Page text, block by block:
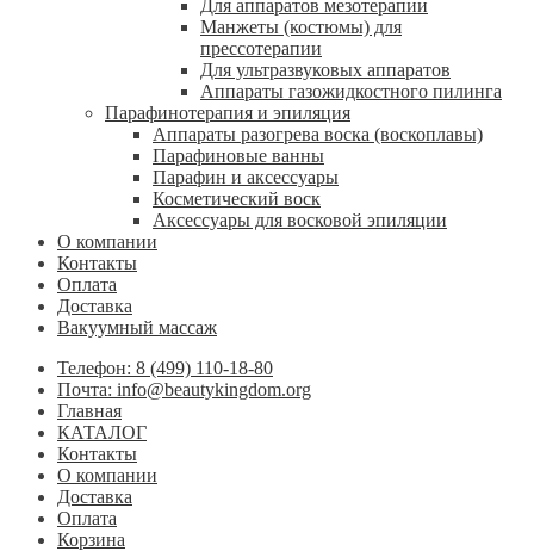
Для аппаратов мезотерапии
Манжеты (костюмы) для
прессотерапии
Для ультразвуковых аппаратов
Аппараты газожидкостного пилинга
Парафинотерапия и эпиляция
Аппараты разогрева воска (воскоплавы)
Парафиновые ванны
Парафин и аксессуары
Косметический воск
Аксессуары для восковой эпиляции
О компании
Контакты
Оплата
Доставка
Вакуумный массаж
Телефон: 8 (499) 110-18-80
Почта: info@beautykingdom.org
Главная
КАТАЛОГ
Контакты
О компании
Доставка
Оплата
Корзина